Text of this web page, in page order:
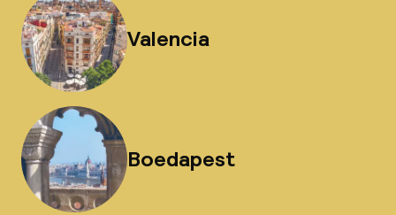
Valencia
Boedapest